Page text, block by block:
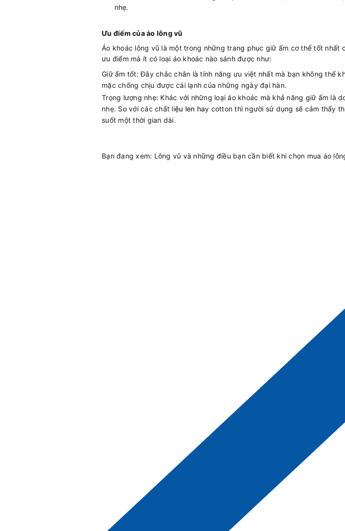
nhẹ.
Ưu điểm của áo lông vũ
Áo khoác lông vũ là một trong những trang phục giữ ấm cơ thể tốt
ưu điểm mà ít có loại áo khoác nào sánh được như:
Giữ ấm tốt: Đây chắc chắn là tính năng ưu việt nhất mà bạn không thể
mặc chống chịu được cái lạnh của những ngày đại hàn.
Trọng lượng nhẹ: Khác với những loại áo khoác mà khả năng giữ ấm là
nhẹ. So với các chất liệu len hay cotton thì người sử dụng sẽ cảm thấy
suốt một thời gian dài.
Bạn đang xem: Lông vũ và những điều bạn cần biết khi chọn mua áo